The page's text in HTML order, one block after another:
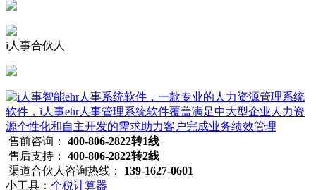
i人事合伙人
售前咨询：
400-806-2822转1线
售后支持：
400-806-2822转2线
渠道合伙人咨询热线：
139-1627-0601
小工具： 个税计算器